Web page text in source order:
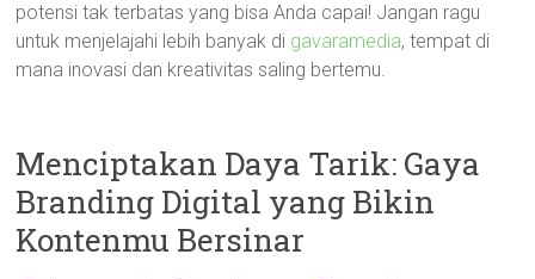
potensi tak terbatas yang bisa Anda capai! Jangan ragu
untuk menjelajahi lebih banyak di gavaramedia, tempat di
mana inovasi dan kreativitas saling bertemu.
Menciptakan Daya Tarik: Gaya
Branding Digital yang Bikin
Kontenmu Bersinar